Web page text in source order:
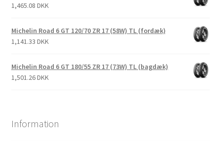
1,465.08 DKK
Michelin Road 6 GT 120/70 ZR 17 (58W) TL (fordæk)
1,141.33 DKK
Michelin Road 6 GT 180/55 ZR 17 (73W) TL (bagdæk)
1,501.26 DKK
Information